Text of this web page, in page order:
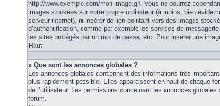
http://www.exemple.com/mon-image.gif. Vous ne pourrez
images stockées sur votre propre ordinateur (à moins, bien
serveur internet), ni insérer de lien pointant vers des images
d’authentification, comme par exemple les services de
les sites protégés par un mot de passe, etc. Pour insérer une
Haut
» Que sont les annonces globales ?
Les annonces globales contiennent des informations très
plus rapidement possible. Elles apparaissent en haut de chaque
de l’utilisateur. Les permissions concernant les annonces globales
forum.